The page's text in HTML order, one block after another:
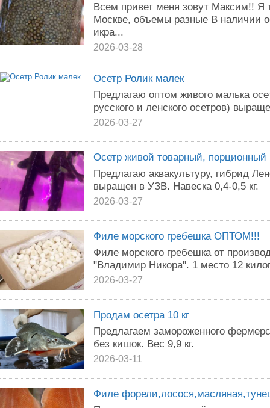
Всем привет меня зовут Максим!! Я
Москве, объемы разные В наличии
икра...
2026-03-28
Осетр Ролик малек
Предлагаю оптом живого малька
русского и ленского осетров)
2026-03-27
Осетр живой товарный, порционный
Предлагаю аквакультуру, гибрид
выращен в УЗВ. Навеска 0,4-0,5 кг.
2026-03-27
Филе морского гребешка ОПТОМ!!!
Филе морского гребешка от
"Владимир Никора". 1 место 12
2026-03-27
Продам осетра 10 кг
Предлагаем замороженного
без кишок. Вес 9,9 кг.
2026-03-11
Филе